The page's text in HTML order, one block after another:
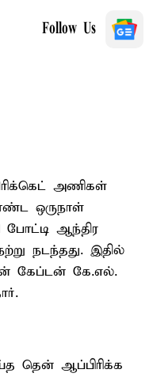
Follow Us
அணிகள்
ஒருநாள்
போட்டி ஆந்திர
நடந்தது. இதில்
கேப்டன் கே.எல்.
தென் ஆப்பிரிக்க